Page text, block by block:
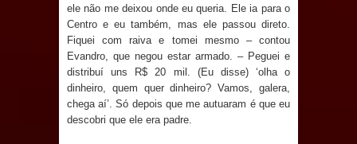
Saúde Bucal: Mais de 470 próteses
dentárias já foram entregues pela
Prefeitura de Sapé em 2026
Caldas Brandão: Tradicional Festa de
ele não me deixou onde eu queria. Ele ia para o
Centro e eu também, mas ele passou direto.
Fiquei com raiva e tomei mesmo – contou
Evandro, que negou estar armado. – Peguei e
distribuí uns R$ 20 mil. (Eu disse) ‘olha o
dinheiro, quem quer dinheiro? Vamos, galera,
chega aí’. Só depois que me autuaram é que eu
descobri que ele era padre.